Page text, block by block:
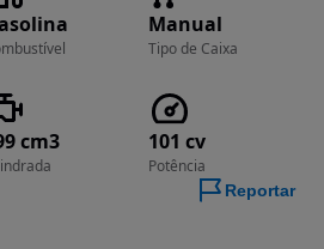
Manual
Tipo de Caixa
cm3 101 cv
Potência
Reportar